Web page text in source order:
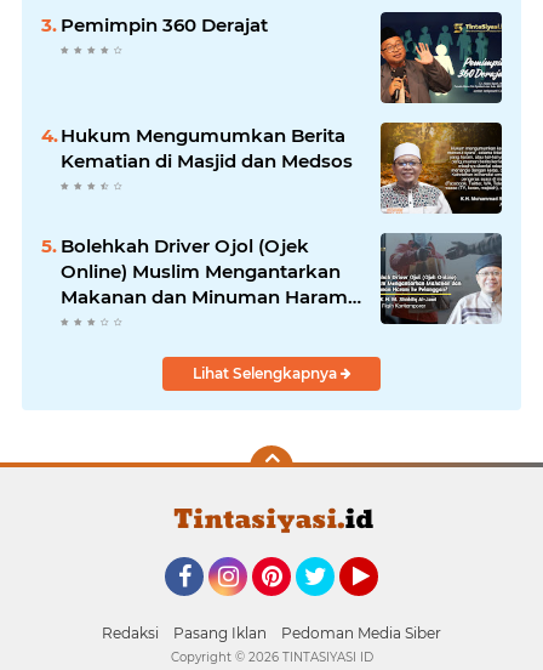
Pemimpin 360 Derajat
Hukum Mengumumkan Berita
Kematian di Masjid dan Medsos
Bolehkah Driver Ojol (Ojek
Online) Muslim Mengantarkan
Makanan dan Minuman Haram
ke Pelanggan?
Lihat Selengkapnya
Redaksi Pasang Iklan Pedoman Media Siber
Copyright © 2026 TINTASIYASI ID